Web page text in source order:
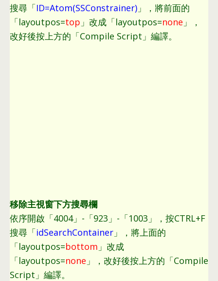
搜尋「ID=Atom(SSConstrainer) 」 ， 將前面的
「layoutpos=top 」改成「layoutpos=none 」
，
改好後按上方的「Compile Script」編譯。
移除主視窗下方搜尋欄
依序開啟「4004」-「923」-「1003」
， 按CTRL+F
搜尋「idSearchContainer 」 ， 將上面的
「layoutpos=bottom 」改成
「layoutpos=none 」 ， 改好後按上方的「Compile
Script」編譯。